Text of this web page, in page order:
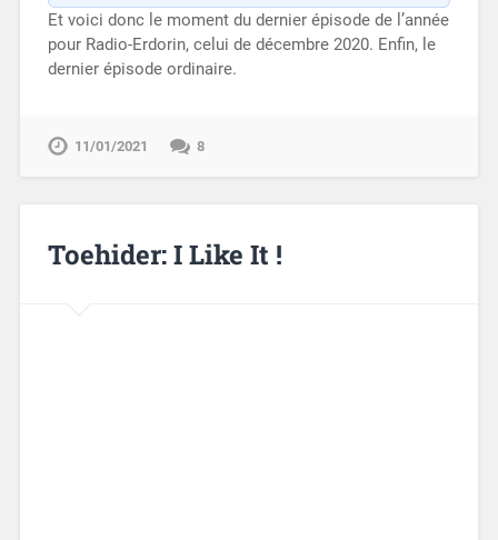
Et voici donc le moment du dernier épisode de l’année
pour Radio-Erdorin, celui de décembre 2020. Enfin, le
dernier épisode ordinaire.
11/01/2021 8
Toehider: I Like It !